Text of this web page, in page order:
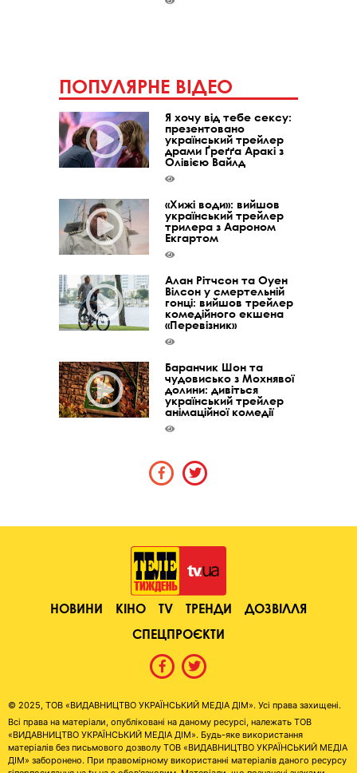
ПОПУЛЯРНЕ ВІДЕО
Я хочу від тебе сексу:
презентовано
український трейлер
драми Ґреґґа Аракі з
Олівією Вайлд
«Хижі води»: вийшов
український трейлер
трилера з Аароном
Екгартом
Алан Рітчсон та Оуен
Вілсон у смертельній
гонці: вийшов трейлер
комедійного екшена
«Перевізник»
Баранчик Шон та
чудовисько з Мохнявої
долини: дивіться
український трейлер
анімаційної комедії
НОВИНИ КІНО TV ТРЕНДИ
ДОЗВІЛЛЯ
СПЕЦПРОЄКТИ
© 2025, ТОВ «ВИДАВНИЦТВО УКРАЇНСЬКИЙ МЕДІА ДІМ». Усі права захищені.
Всі права на матеріали, опубліковані на даному ресурсі, належать ТОВ
«ВИДАВНИЦТВО УКРАЇНСЬКИЙ МЕДІА ДІМ». Будь-яке використання
матеріалів без письмового дозволу ТОВ «ВИДАВНИЦТВО УКРАЇНСЬКИЙ МЕДІА
ДІМ» заборонено. При правомірному використанні матеріалів даного ресурсу